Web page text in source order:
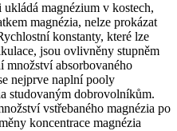
magnézium v kostech,
magnézia, nelze prokázat
konstanty, které lze
jsou ovlivněny stupněm
absorbovaného
nejprve naplní pooly
studovaným dobrovolníkům.
vstřebaného magnézia po
koncentrace magnézia